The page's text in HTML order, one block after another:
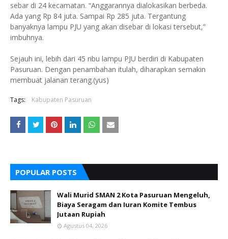
sebar di 24 kecamatan. “Anggarannya dialokasikan berbeda.
Ada yang Rp 84 juta. Sampai Rp 285 juta. Tergantung
banyaknya lampu PJU yang akan disebar di lokasi tersebut,”
imbuhnya.
Sejauh ini, lebih dari 45 ribu lampu PJU berdiri di Kabupaten
Pasuruan. Dengan penambahan itulah, diharapkan semakin
membuat jalanan terang.(yus)
Tags: Kabupaten Pasuruan
POPULAR POSTS
Wali Murid SMAN 2 Kota Pasuruan Mengeluh,
Biaya Seragam dan Iuran Komite Tembus
Jutaan Rupiah
Agustus 04, 2026